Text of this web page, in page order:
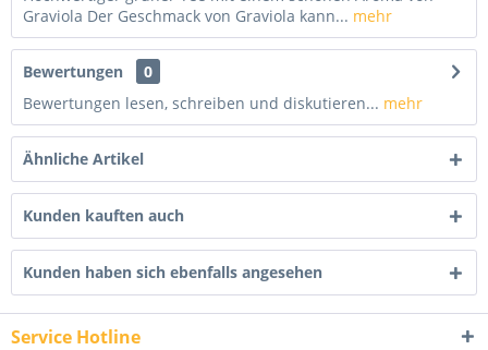
Graviola Der Geschmack von Graviola kann... mehr
Bewertungen
0
Bewertungen lesen, schreiben und diskutieren... mehr
Ähnliche Artikel
Kunden kauften auch
Kunden haben sich ebenfalls angesehen
Service Hotline